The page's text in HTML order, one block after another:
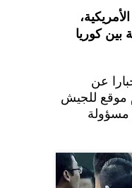
بين كوريا
عن
موقع للجيش
مسؤولة